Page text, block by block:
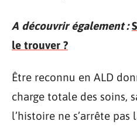
A découvrir également :
le trouver ?
Être reconnu en ALD
charge totale des soins,
l’histoire ne s’arrête